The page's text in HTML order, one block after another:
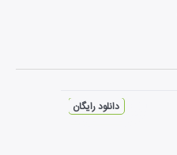
دانلود رایگان